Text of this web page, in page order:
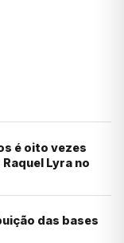
é oito vezes
Lyra no
das bases